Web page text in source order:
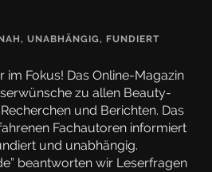
UNABHÄNGIG, FUNDIERT
im Fokus! Das Online-Magazin
zu allen Beauty-
und Berichten. Das
Fachautoren informiert
und unabhängig.
beantworten wir Leserfragen